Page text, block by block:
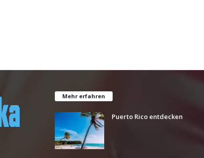
Mehr erfahren
Puerto Rico entdecken